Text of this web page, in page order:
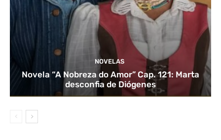
NOVELAS
Novela “A Nobreza do Amor” Cap. 121: Marta
desconfia de Diógenes